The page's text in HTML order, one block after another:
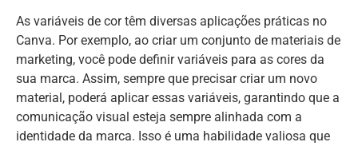
As variáveis de cor têm diversas aplicações práticas no
Canva. Por exemplo, ao criar um conjunto de materiais de
marketing, você pode definir variáveis para as cores da
sua marca. Assim, sempre que precisar criar um novo
material, poderá aplicar essas variáveis, garantindo que a
comunicação visual esteja sempre alinhada com a
identidade da marca. Isso é uma habilidade valiosa que